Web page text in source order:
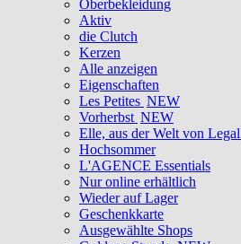
Oberbekleidung
Aktiv
die Clutch
Kerzen
Alle anzeigen
Eigenschaften
Les Petites NEW
Vorherbst NEW
Elle, aus der Welt von
Hochsommer
L'AGENCE Essentials
Nur online erhältlich
Wieder auf Lager
Geschenkkarte
Ausgewählte Shops